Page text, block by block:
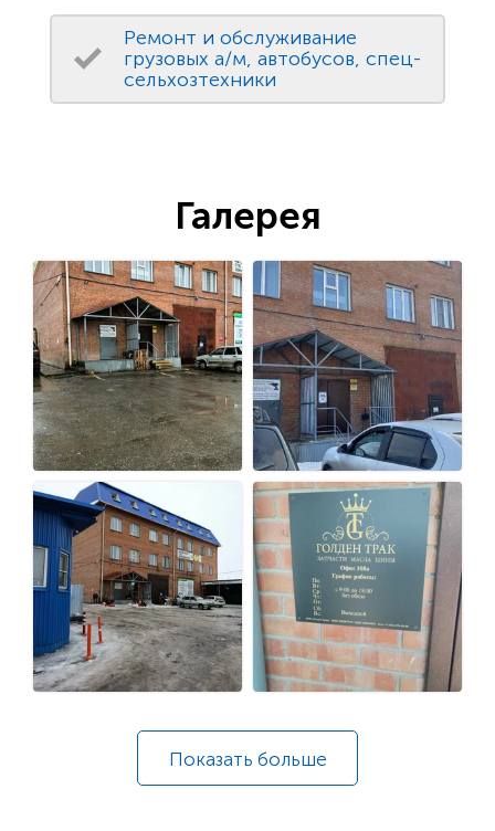
Ремонт и обслуживание
грузовых а/м, автобусов, спец-
сельхозтехники
Галерея
Показать больше